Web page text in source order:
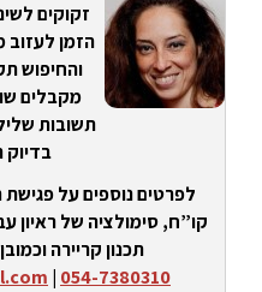
זקוקים
הזמן
והחיפוש
מקבלים
תשובות
בדיוק
לפרטים נוספים על
קו”ח, סימולציה של ראיון
תכנון קריירה
054-7380310
|